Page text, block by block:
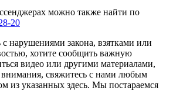
можно также найти по
20
нарушениями закона, взятками или
хотите сообщить важную
видео или другими материалами,
свяжитесь с нами любым
из указанных здесь. Мы постараемся